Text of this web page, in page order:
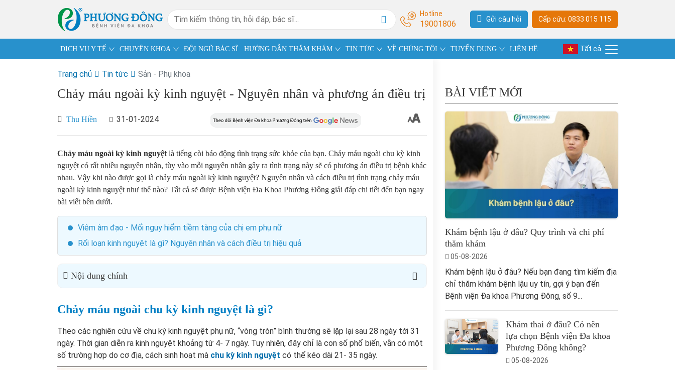
Hotline
19001806 Gửi câu hỏi Cấp cứu: 0833 015 115
DỊCH VỤ Y TẾ CHUYÊN KHOA ĐỘI NGŨ BÁC SĨ HƯỚNG DẪN THĂM KHÁM TIN TỨC VỀ CHÚNG TÔI TUYỂN DỤNG LIÊN HỆ Tất cả
Trang chủ Tin tức Sản - Phụ khoa
Chảy máu ngoài kỳ kinh nguyệt - Nguyên nhân và phương án điều trị
Thu Hiền 31-01-2024
Chảy máu ngoài kỳ kinh nguyệt là tiếng còi báo động tình trạng sức khỏe của bạn. Chảy máu ngoài chu kỳ kinh
nguyệt có rất nhiều nguyên nhân, tùy vào mỗi nguyên nhân gây ra tình trạng này sẽ có phương án điều trị bệnh khác
nhau. Vậy khi nào được gọi là chảy máu ngoài kỳ kinh nguyệt? Nguyên nhân và cách điều trị tình trạng chảy máu
ngoài kỳ kinh nguyệt như thế nào? Tất cả sẽ được Bệnh viện Đa Khoa Phương Đông giải đáp chi tiết đến bạn ngay
bài viết bên dưới.
Viêm âm đạo - Mối nguy hiểm tiềm tàng của chị em phụ nữ
Rối loạn kinh nguyệt là gì? Nguyên nhân và cách điều trị hiệu quả
Nội dung chính
Chảy máu ngoài chu kỳ kinh nguyệt là gì?
Theo các nghiên cứu về chu kỳ kinh nguyệt phụ nữ, “vòng tròn” bình thường sẽ lặp lại sau 28 ngày tới 31
ngày. Thời gian diễn ra kinh nguyệt khoảng từ 4- 7 ngày. Tuy nhiên, đây chỉ là con số phổ biến, vẫn có một
số trường hợp do cơ địa, cách sinh hoạt mà chu kỳ kinh nguyệt có thể kéo dài 21- 35 ngày.
BÀI VIẾT MỚI
Khám bệnh lậu ở đâu? Quy trình và chi phí
thăm khám
05-08-2026
Khám bệnh lậu ở đâu? Nếu bạn đang tìm kiếm địa
chỉ thăm khám bệnh lậu uy tín, gợi ý bạn đến
Bệnh viện Đa khoa Phương Đông, số 9...
Khám thai ở đâu? Có nên
lựa chọn Bệnh viện Đa khoa
Phương Đông không?
05-08-2026